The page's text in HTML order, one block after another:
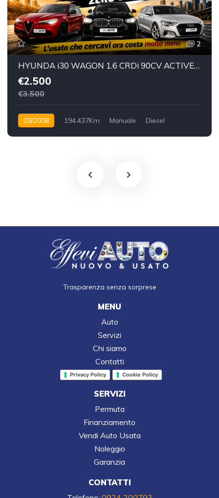
2
HYUNDA i30 WAGON 1.6 CRDi 90CV ACTIVE - 2008
€2.500
€3.500
09/2008 194.437Km Manuale
Diesel
Trasparenza senza sorprese
MENU
Auto
Servizi
Chi siamo
Contatti
Privacy Policy Cookie Policy
SERVIZI
Permuta
Finanziamento
Vendi Auto Usata
Noleggio
Garanzia
CONTATTI